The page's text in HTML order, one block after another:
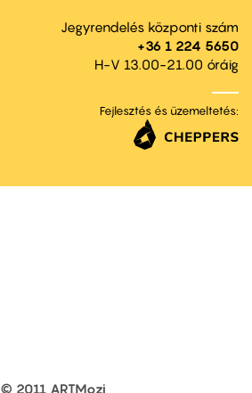
Jegyrendelés központi szám
+36 1 224 5650
H-V 13.00-21.00 óráig
Fejlesztés és üzemeltetés:
© 2011 ARTMozi